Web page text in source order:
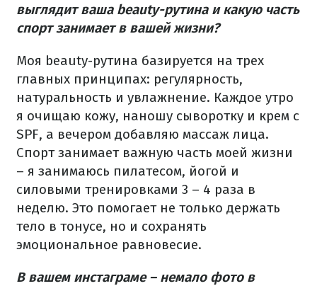
выглядит ваша beauty-рутина и какую часть
спорт занимает в вашей жизни?
Моя beauty-рутина базируется на трех
главных принципах: регулярность,
натуральность и увлажнение. Каждое утро
я очищаю кожу, наношу сыворотку и крем с
SPF, а вечером добавляю массаж лица.
Спорт занимает важную часть моей жизни
– я занимаюсь пилатесом, йогой и
силовыми тренировками 3 – 4 раза в
неделю. Это помогает не только держать
тело в тонусе, но и сохранять
эмоциональное равновесие.
В вашем инстаграме – немало фото в